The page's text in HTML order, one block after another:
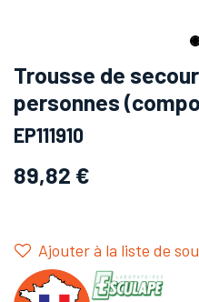
Trousse de
personnes
EP111910
89,82 €
Ajouter à la liste de